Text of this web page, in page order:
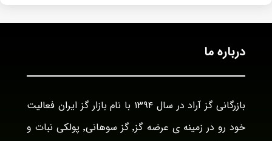
درباره ما
بازرگانی گز آراد در سال ۱۳۹۴ با نام بازار گز ایران فعالیت
خود رو در زمینه ی عرضه گز٬ گز سوهانی٬ پولکی نبات و